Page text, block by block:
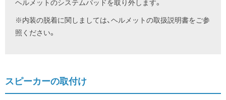
ヘルメットのシステムパッドを取り外します。
※内装の脱着に関しましては、ヘルメットの取扱説明書をご参
照ください。
スピーカーの取付け